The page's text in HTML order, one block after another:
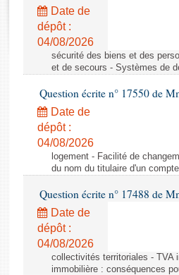
Rapports législatifs
Rapports sur l'application des lois
Baromètre de l’application des lois
Dossiers législatifs
Budget et sécurité sociale
Questions écrites et orales
Comptes rendus des débats
Date de
dépôt :
04/08/2026
sécurité des biens et des
et de secours - Systèmes de
Question écrite n° 17550 de
Date de
dépôt :
04/08/2026
logement - Facilité de
du nom du titulaire d'un
Question écrite n° 17488 de
Date de
dépôt :
04/08/2026
collectivités territoriales - TVA
immobilière : conséquences